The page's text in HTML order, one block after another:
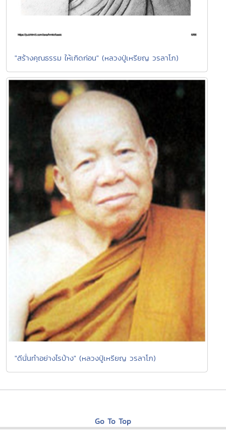
"สร้างคุณธรรม ให้เกิดก่อน" (หลวงปู่เหรียญ วรลาโภ)
"ดีนั่นทำอย่างไรบ้าง" (หลวงปู่เหรียญ วรลาโภ)
Go To Top